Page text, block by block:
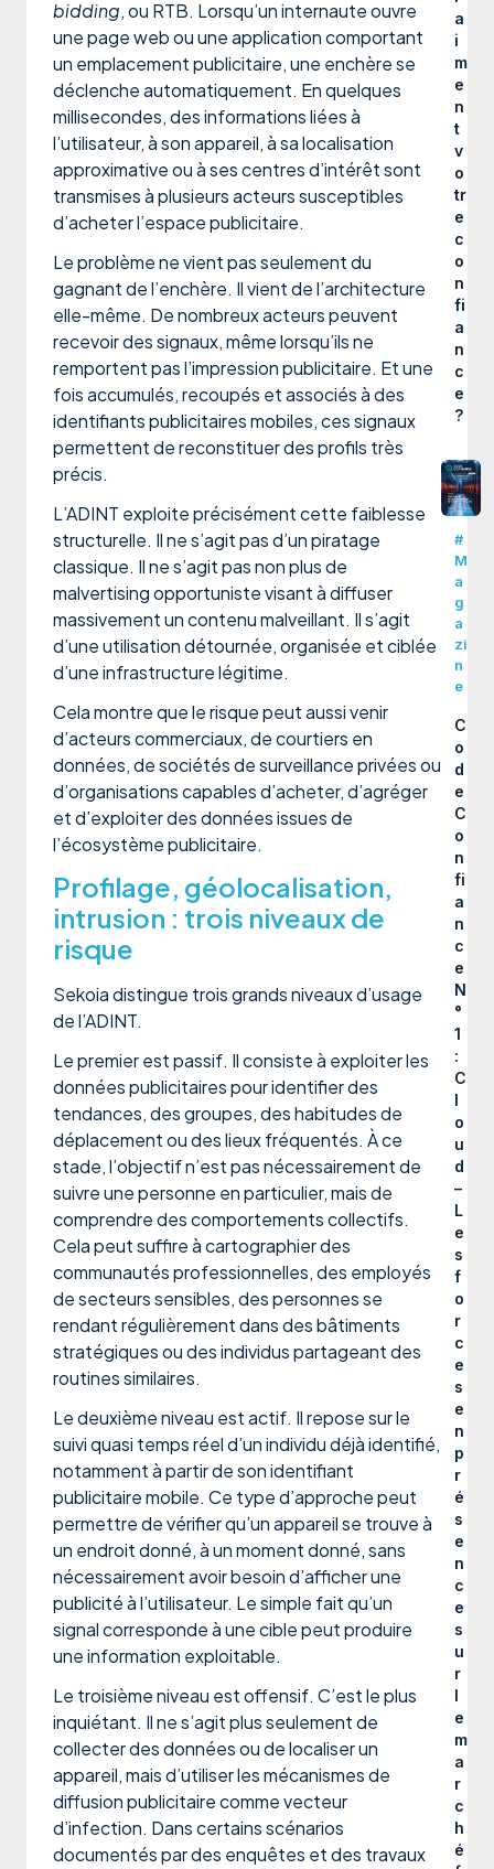
bidding, ou RTB. Lorsqu’un internaute ouvre
une page web ou une application comportant
un emplacement publicitaire, une enchère se
déclenche automatiquement. En quelques
millisecondes, des informations liées à
l’utilisateur, à son appareil, à sa localisation
approximative ou à ses centres d’intérêt sont
transmises à plusieurs acteurs susceptibles
d’acheter l’espace publicitaire.
Le problème ne vient pas seulement du
gagnant de l’enchère. Il vient de l’architecture
elle-même. De nombreux acteurs peuvent
recevoir des signaux, même lorsqu’ils ne
remportent pas l’impression publicitaire. Et une
fois accumulés, recoupés et associés à des
identifiants publicitaires mobiles, ces signaux
permettent de reconstituer des profils très
précis.
L’ADINT exploite précisément cette faiblesse
structurelle. Il ne s’agit pas d’un piratage
classique. Il ne s’agit pas non plus de
malvertising opportuniste visant à diffuser
massivement un contenu malveillant. Il s’agit
d’une utilisation détournée, organisée et ciblée
d’une infrastructure légitime.
Cela montre que le risque peut aussi venir
d’acteurs commerciaux, de courtiers en
données, de sociétés de surveillance privées ou
d’organisations capables d’acheter, d’agréger
et d’exploiter des données issues de
l’écosystème publicitaire.
Profilage, géolocalisation,
intrusion : trois niveaux de
risque
Sekoia distingue trois grands niveaux d’usage
de l’ADINT.
Le premier est passif. Il consiste à exploiter les
données publicitaires pour identifier des
tendances, des groupes, des habitudes de
déplacement ou des lieux fréquentés. À ce
stade, l’objectif n’est pas nécessairement de
suivre une personne en particulier, mais de
comprendre des comportements collectifs.
Cela peut suffire à cartographier des
communautés professionnelles, des employés
de secteurs sensibles, des personnes se
rendant régulièrement dans des bâtiments
stratégiques ou des individus partageant des
routines similaires.
Le deuxième niveau est actif. Il repose sur le
suivi quasi temps réel d’un individu déjà identifié,
notamment à partir de son identifiant
publicitaire mobile. Ce type d’approche peut
permettre de vérifier qu’un appareil se trouve à
un endroit donné, à un moment donné, sans
nécessairement avoir besoin d’afficher une
publicité à l’utilisateur. Le simple fait qu’un
signal corresponde à une cible peut produire
une information exploitable.
Le troisième niveau est offensif. C’est le plus
inquiétant. Il ne s’agit plus seulement de
collecter des données ou de localiser un
appareil, mais d’utiliser les mécanismes de
diffusion publicitaire comme vecteur
d’infection. Dans certains scénarios
documentés par des enquêtes et des travaux
a
i
m
e
n
t
v
o
tr
e
c
o
n
fi
a
n
c
e
?
#
M
a
g
a
zi
n
e
C
o
d
e
C
o
n
fi
a
n
c
e
N
°
1
:
C
l
o
u
d
–
L
e
s
f
o
r
c
e
s
e
n
p
r
é
s
e
n
c
e
s
u
r
l
e
m
a
r
c
h
é